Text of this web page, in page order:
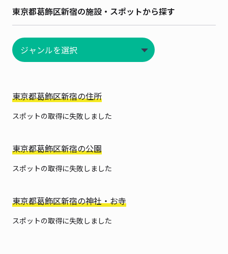
東京都葛飾区新宿の施設・スポットから探す
東京都葛飾区新宿の住所
スポットの取得に失敗しました
東京都葛飾区新宿の公園
スポットの取得に失敗しました
東京都葛飾区新宿の神社・お寺
スポットの取得に失敗しました